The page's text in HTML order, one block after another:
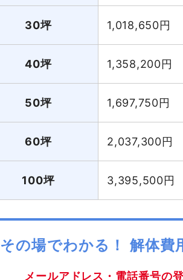
30坪 1,018,650円
40坪 1,358,200円
50坪 1,697,750円
60坪 2,037,300円
100坪 3,395,500円
その場でわかる！ 解体
メールアドレス・電話番号の